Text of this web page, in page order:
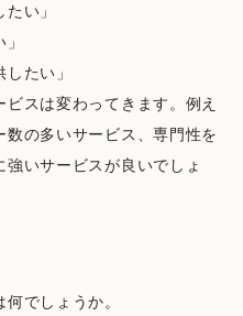
い」
たい」
スは変わってきます。例え
の多いサービス、専門性を
いサービスが良いでしょ
でしょうか。